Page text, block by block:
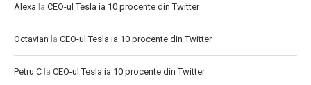
Alexa la CEO-ul Tesla ia 10 procente din Twitter
Octavian la CEO-ul Tesla ia 10 procente din Twitter
Petru C la CEO-ul Tesla ia 10 procente din Twitter